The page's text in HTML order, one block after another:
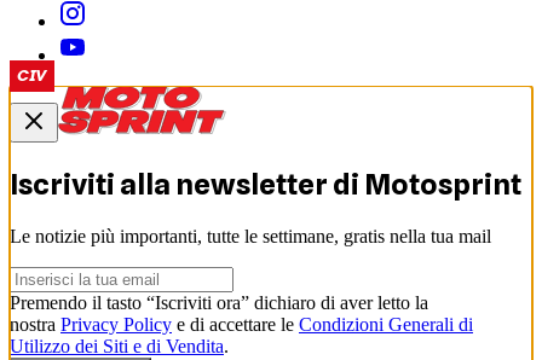
CIV
Iscriviti alla newsletter di Motosprint
Le notizie più importanti, tutte le settimane, gratis nella tua mail
Premendo il tasto “Iscriviti ora” dichiaro di aver letto la
nostra Privacy Policy e di accettare le Condizioni Generali di
Utilizzo dei Siti e di Vendita.